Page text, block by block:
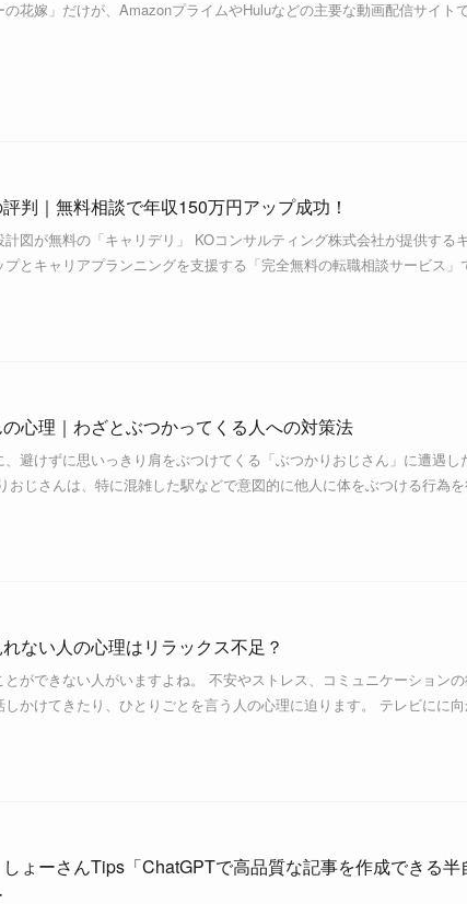
花嫁」だけが、AmazonプライムやHuluなどの主要な動画配信サイト
判｜無料相談で年収150万円アップ成功！
図が無料の「キャリデリ」 KOコンサルティング株式会社が提供するキ
とキャリアプランニングを支援する「完全無料の転職相談サービス」
心理｜わざとぶつかってくる人への対策法
避けずに思いっきり肩をぶつけてくる「ぶつかりおじさん」に遭遇し
おじさんは、特に混雑した駅などで意図的に他人に体をぶつける行為
ない人の心理はリラックス不足？
ができない人がいますよね。 不安やストレス、コミュニケーション
しかけてきたり、ひとりごとを言う人の心理に迫ります。 テレビにに
しょーさんTips「ChatGPTで高品質な記事を作成できる半